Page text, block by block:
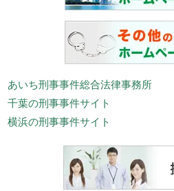
あいち刑事事件総合法律事務所
千葉の刑事事件サイト
横浜の刑事事件サイト